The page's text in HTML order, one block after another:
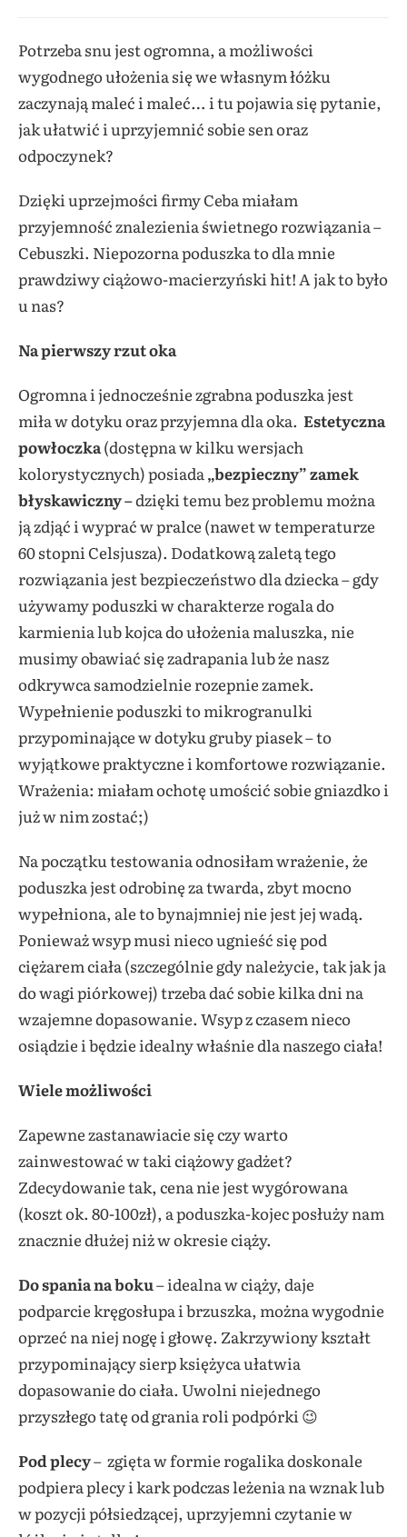
Potrzeba snu jest ogromna, a możliwości
wygodnego ułożenia się we własnym łóżku
zaczynają maleć i maleć… i tu pojawia się pytanie,
jak ułatwić i uprzyjemnić sobie sen oraz
odpoczynek?
Dzięki uprzejmości firmy Ceba miałam
przyjemność znalezienia świetnego rozwiązania –
Cebuszki. Niepozorna poduszka to dla mnie
prawdziwy ciążowo-macierzyński hit! A jak to było
u nas?
Na pierwszy rzut oka
Ogromna i jednocześnie zgrabna poduszka jest
miła w dotyku oraz przyjemna dla oka. Estetyczna
powłoczka(dostępna w kilku wersjach
kolorystycznych) posiada „bezpieczny” zamek
błyskawiczny –dzięki temu bez problemu można
ją zdjąć i wyprać w pralce (nawet w temperaturze
60 stopni Celsjusza). Dodatkową zaletą tego
rozwiązania jest bezpieczeństwo dla dziecka – gdy
używamy poduszki w charakterze rogala do
karmienia lub kojca do ułożenia maluszka, nie
musimy obawiać się zadrapania lub że nasz
odkrywca samodzielnie rozepnie zamek.
Wypełnienie poduszki to mikrogranulki
przypominające w dotyku gruby piasek – to
wyjątkowe praktyczne i komfortowe rozwiązanie.
Wrażenia: miałam ochotę umościć sobie gniazdko i
już w nim zostać;)
Na początku testowania odnosiłam wrażenie, że
poduszka jest odrobinę za twarda, zbyt mocno
wypełniona, ale to bynajmniej nie jest jej wadą.
Ponieważ wsyp musi nieco ugnieść się pod
ciężarem ciała (szczególnie gdy należycie, tak jak ja
do wagi piórkowej) trzeba dać sobie kilka dni na
wzajemne dopasowanie. Wsyp z czasem nieco
osiądzie i będzie idealny właśnie dla naszego ciała!
Wiele możliwości
Zapewne zastanawiacie się czy warto
zainwestować w taki ciążowy gadżet?
Zdecydowanie tak, cena nie jest wygórowana
(koszt ok. 80-100zł), a poduszka-kojec posłuży nam
znacznie dłużej niż w okresie ciąży.
Do spania na boku– idealna w ciąży, daje
podparcie kręgosłupa i brzuszka, można wygodnie
oprzeć na niej nogę i głowę. Zakrzywiony kształt
przypominający sierp księżyca ułatwia
dopasowanie do ciała. Uwolni niejednego
przyszłego tatę od grania roli podpórki 😉
Pod plecy– zgięta w formie rogalika doskonale
podpiera plecy i kark podczas leżenia na wznak lub
w pozycji półsiedzącej, uprzyjemni czytanie w